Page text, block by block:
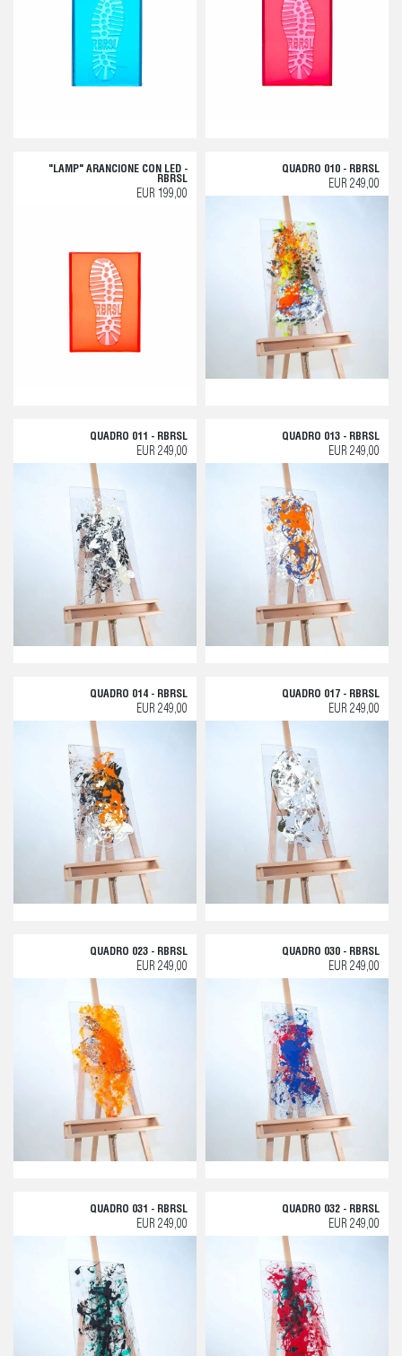
"LAMP" ARANCIONE CON LED -
RBRSL
EUR 199,00
QUADRO 010 - RBRSL
EUR 249,00
QUADRO 011 - RBRSL
EUR 249,00
QUADRO 013 - RBRSL
EUR 249,00
QUADRO 014 - RBRSL
EUR 249,00
QUADRO 017 - RBRSL
EUR 249,00
QUADRO 023 - RBRSL
EUR 249,00
QUADRO 030 - RBRSL
EUR 249,00
QUADRO 031 - RBRSL
EUR 249,00
QUADRO 032 - RBRSL
EUR 249,00